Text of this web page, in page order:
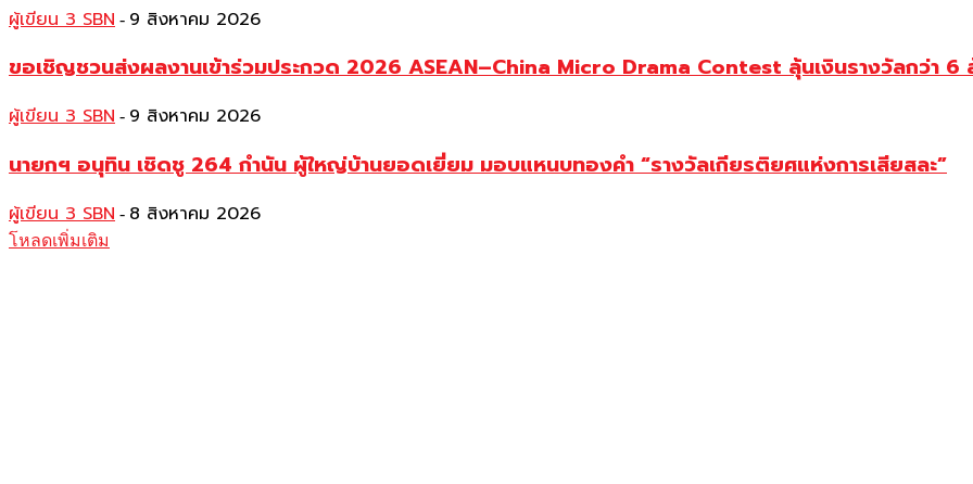
ผู้เขียน 3 SBN - 9 สิงหาคม 2026
ขอเชิญชวนส่งผลงานเข้าร่วมประกวด 2026 ASEAN–China Micro Drama Contest ลุ้นเงินรางวัลกว่า 6
ผู้เขียน 3 SBN - 9 สิงหาคม 2026
นายกฯ อนุทิน เชิดชู 264 กำนัน ผู้ใหญ่บ้านยอดเยี่ยม มอบแหนบทองคำ “รางวัลเกียรติยศแห่งการเสียสละ”
ผู้เขียน 3 SBN - 8 สิงหาคม 2026
โหลดเพิ่มเติม